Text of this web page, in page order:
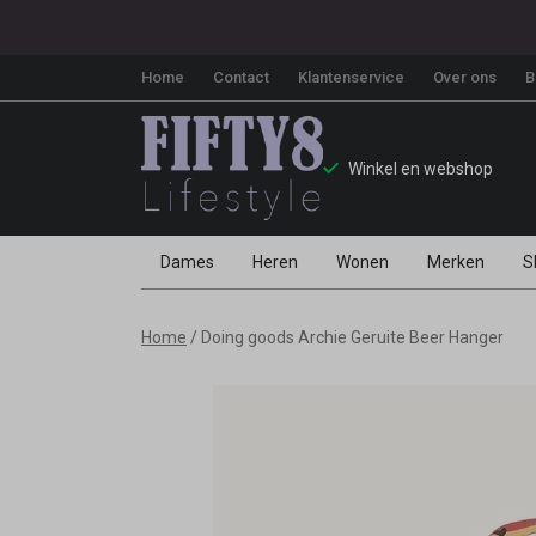
Home Contact Klantenservice Over ons
Winkel en webshop
Dames Heren Wonen Merken
DoingHome Doing goods Archie Geruite Beer Hanger